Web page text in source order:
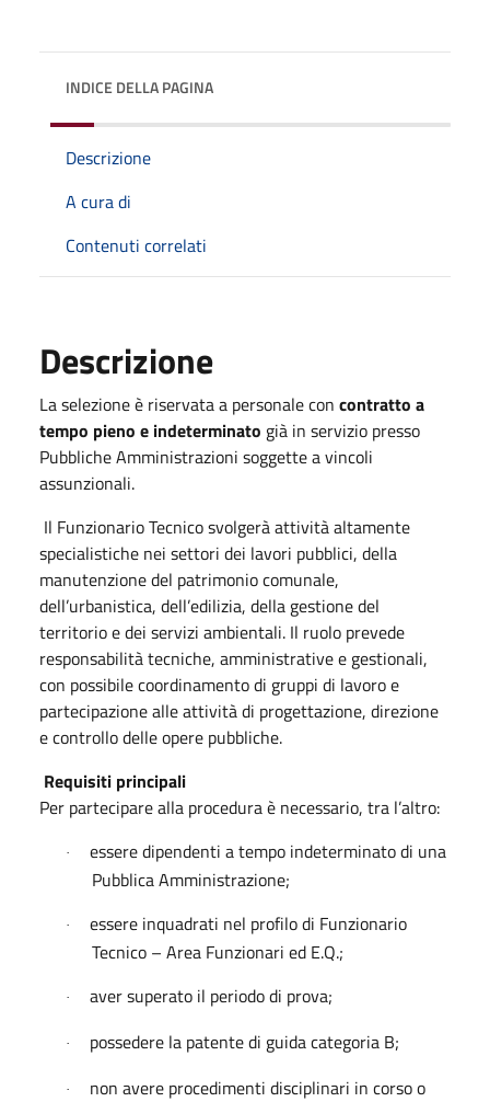
INDICE DELLA PAGINA
Descrizione
A cura di
Contenuti correlati
Descrizione
La selezione è riservata a personale con contratto a
tempo pieno e indeterminato già in servizio presso
Pubbliche Amministrazioni soggette a vincoli
assunzionali.
Il Funzionario Tecnico svolgerà attività altamente
specialistiche nei settori dei lavori pubblici, della
manutenzione del patrimonio comunale,
dell’urbanistica, dell’edilizia, della gestione del
territorio e dei servizi ambientali. Il ruolo prevede
responsabilità tecniche, amministrative e gestionali,
con possibile coordinamento di gruppi di lavoro e
partecipazione alle attività di progettazione, direzione
e controllo delle opere pubbliche.
Requisiti principali
Per partecipare alla procedura è necessario, tra l’altro:
·
essere dipendenti a tempo indeterminato di una
Pubblica Amministrazione;
·
essere inquadrati nel profilo di Funzionario
Tecnico – Area Funzionari ed E.Q.;
· aver superato il periodo di prova;
· possedere la patente di guida categoria B;
·
non avere procedimenti disciplinari in corso o